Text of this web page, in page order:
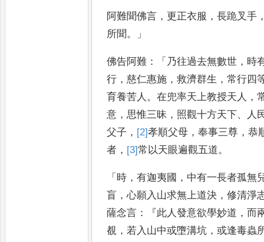
阿難聞佛言 ， 更正衣服 ，長跪叉手
所聞。」
佛告阿難 ：「 乃往過去無數世 ， 時
行 ，慈仁惠施 ，救濟群生 ，常行四
育養苦人 。在兜率天上教授天人 ，
意 ，思惟三昧 ， 照觀十方天下、
人
父子 ， [2]孝順父母 ，奉事三尊 ，恭
者 ， [3]常以天眼遍觀五道。
「 時 ，有迦夷國 ， 中有一長者孤無
盲 ，心願入山求無上道決 ，修清淨
薩念言 ：『 此人發意欲學妙道 ， 而
覩 ，若入山中或墮溝坑 ，或逢毒蟲